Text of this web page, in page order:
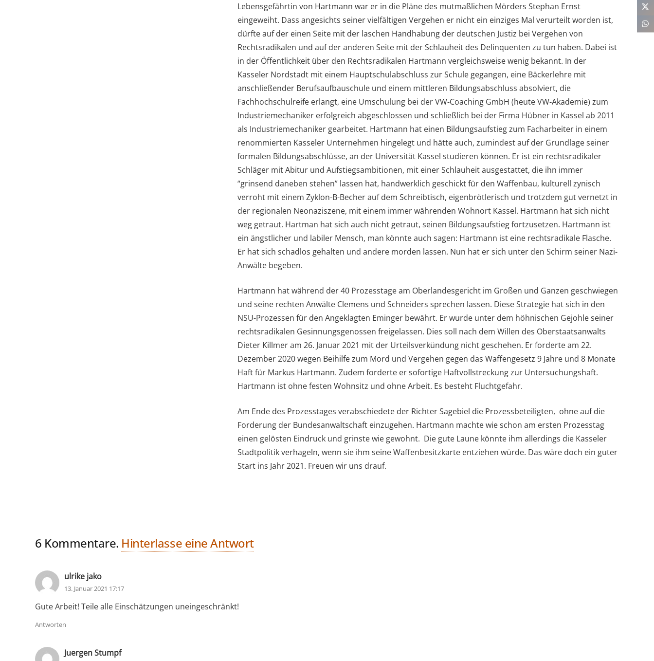
Lebensgefährtin von Hartmann war er in die Pläne des mutmaßlichen Mörders Stephan Ernst
eingeweiht. Dass angesichts seiner vielfältigen Vergehen er nicht ein einziges Mal verurteilt worden ist,
dürfte auf der einen Seite mit der laschen Handhabung der deutschen Justiz bei Vergehen von
Rechtsradikalen und auf der anderen Seite mit der Schlauheit des Delinquenten zu tun haben. Dabei ist
in der Öffentlichkeit über den Rechtsradikalen Hartmann vergleichsweise wenig bekannt. In der
Kasseler Nordstadt mit einem Hauptschulabschluss zur Schule gegangen, eine Bäckerlehre mit
anschließender Berufsaufbauschule und einem mittleren Bildungsabschluss absolviert, die
Fachhochschulreife erlangt, eine Umschulung bei der VW-Coaching GmbH (heute VW-Akademie) zum
Industriemechaniker erfolgreich abgeschlossen und schließlich bei der Firma Hübner in Kassel ab 2011
als Industriemechaniker gearbeitet. Hartmann hat einen Bildungsaufstieg zum Facharbeiter in einem
renommierten Kasseler Unternehmen hingelegt und hätte auch, zumindest auf der Grundlage seiner
formalen Bildungsabschlüsse, an der Universität Kassel studieren können. Er ist ein rechtsradikaler
Schläger mit Abitur und Aufstiegsambitionen, mit einer Schlauheit ausgestattet, die ihn immer
“grinsend daneben stehen” lassen hat, handwerklich geschickt für den Waffenbau, kulturell zynisch
verroht mit einem Zyklon-B-Becher auf dem Schreibtisch, eigenbrötlerisch und trotzdem gut vernetzt in
der regionalen Neonaziszene, mit einem immer währenden Wohnort Kassel. Hartmann hat sich nicht
weg getraut. Hartman hat sich auch nicht getraut, seinen Bildungsaufstieg fortzusetzen. Hartmann ist
ein ängstlicher und labiler Mensch, man könnte auch sagen: Hartmann ist eine rechtsradikale Flasche.
Er hat sich schadlos gehalten und andere morden lassen. Nun hat er sich unter den Schirm seiner Nazi-
Anwälte begeben.
Hartmann hat während der 40 Prozesstage am Oberlandesgericht im Großen und Ganzen geschwiegen
und seine rechten Anwälte Clemens und Schneiders sprechen lassen. Diese Strategie hat sich in den
NSU-Prozessen für den Angeklagten Eminger bewährt. Er wurde unter dem höhnischen Gejohle seiner
rechtsradikalen Gesinnungsgenossen freigelassen. Dies soll nach dem Willen des Oberstaatsanwalts
Dieter Killmer am 26. Januar 2021 mit der Urteilsverkündung nicht geschehen. Er forderte am 22.
Dezember 2020 wegen Beihilfe zum Mord und Vergehen gegen das Waffengesetz 9 Jahre und 8 Monate
Haft für Markus Hartmann. Zudem forderte er sofortige Haftvollstreckung zur Untersuchungshaft.
Hartmann ist ohne festen Wohnsitz und ohne Arbeit. Es besteht Fluchtgefahr.
Am Ende des Prozesstages verabschiedete der Richter Sagebiel die Prozessbeteiligten, ohne auf die
Forderung der Bundesanwaltschaft einzugehen. Hartmann machte wie schon am ersten Prozesstag
einen gelösten Eindruck und grinste wie gewohnt. Die gute Laune könnte ihm allerdings die Kasseler
Stadtpolitik verhageln, wenn sie ihm seine Waffenbesitzkarte entziehen würde. Das wäre doch ein guter
Start ins Jahr 2021. Freuen wir uns drauf.
6 Kommentare. Hinterlasse eine Antwort
ulrike jako
13. Januar 2021 17:17
Gute Arbeit! Teile alle Einschätzungen uneingeschränkt!
Antworten
Juergen Stumpf